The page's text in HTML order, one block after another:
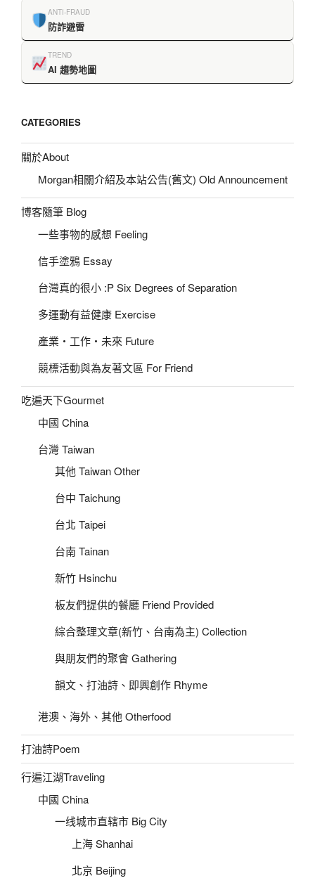
ANTI-FRAUD
防詐避雷
TREND
AI 趨勢地圖
CATEGORIES
關於About
Morgan相關介紹及本站公告(舊文) Old Announcement
博客隨筆 Blog
一些事物的感想 Feeling
信手塗鴉 Essay
台灣真的很小 :P Six Degrees of Separation
多運動有益健康 Exercise
產業‧工作‧未來 Future
競標活動與為友著文區 For Friend
吃遍天下Gourmet
中國 China
台灣 Taiwan
其他 Taiwan Other
台中 Taichung
台北 Taipei
台南 Tainan
新竹 Hsinchu
板友們提供的餐廳 Friend Provided
綜合整理文章(新竹、台南為主) Collection
與朋友們的聚會 Gathering
韻文、打油詩、即興創作 Rhyme
港澳、海外、其他 Otherfood
打油詩Poem
行遍江湖Traveling
中國 China
一线城市直辖市 Big City
上海 Shanhai
北京 Beijing